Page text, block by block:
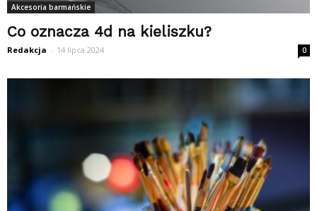
Akcesoria barmańskie
Co oznacza 4d na kieliszku?
Redakcja - 14 lipca 2024 0